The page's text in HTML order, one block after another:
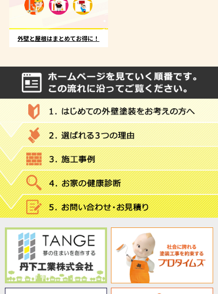
外壁と屋根はまとめてお得に！